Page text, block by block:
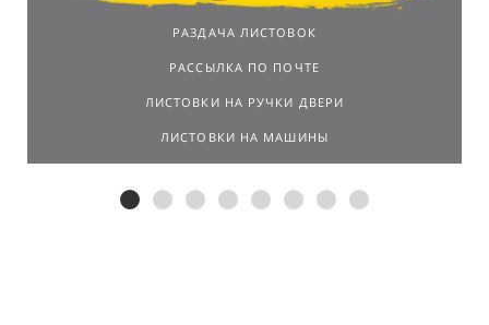
РАЗДАЧА ЛИСТОВОК
РАССЫЛКА ПО ПОЧТЕ
ЛИСТОВКИ НА РУЧКИ ДВЕРИ
ЛИСТОВКИ НА МАШИНЫ